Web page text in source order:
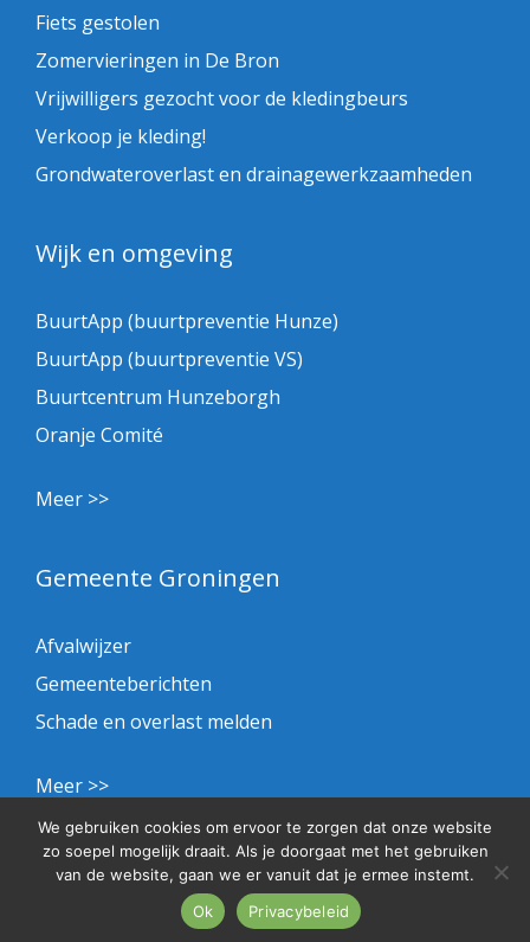
Fiets gestolen
Zomervieringen in De Bron
Vrijwilligers gezocht voor de kledingbeurs
Verkoop je kleding!
Grondwateroverlast en drainagewerkzaamheden
Wijk en omgeving
BuurtApp (buurtpreventie Hunze)
BuurtApp (buurtpreventie VS)
Buurtcentrum Hunzeborgh
Oranje Comité
Meer >>
Gemeente Groningen
Afvalwijzer
Gemeenteberichten
Schade en overlast melden
Meer >>
Privacybeleid
© 2026 BHS
We gebruiken cookies om ervoor te zorgen dat onze website
zo soepel mogelijk draait. Als je doorgaat met het gebruiken
van de website, gaan we er vanuit dat je ermee instemt.
Ok
Privacybeleid